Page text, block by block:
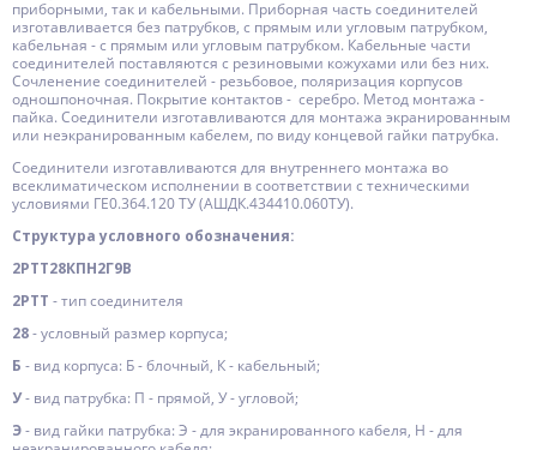
приборными, так и кабельными. Приборная часть соединителей
изготавливается без патрубков, с прямым или угловым патрубком,
кабельная - с прямым или угловым патрубком. Кабельные части
соединителей поставляются с резиновыми кожухами или без них.
Сочленение соединителей - резьбовое, поляризация корпусов
одношпоночная. Покрытие контактов - серебро. Метод монтажа -
пайка. Соединители изготавливаются для монтажа экранированным
или неэкранированным кабелем, по виду концевой гайки патрубка.
Соединители изготавливаются для внутреннего монтажа во
всеклиматическом исполнении в соответствии с техническими
условиями ГЕ0.364.120 ТУ (АШДК.434410.060ТУ).
Структура условного обозначения:
2РТТ28КПН2Г9В
2РТТ - тип соединителя
28- условный размер корпуса;
Б - вид корпуса: Б - блочный, К - кабельный;
У- вид патрубка: П - прямой, У - угловой;
Э- вид гайки патрубка: Э - для экранированного кабеля, Н - для